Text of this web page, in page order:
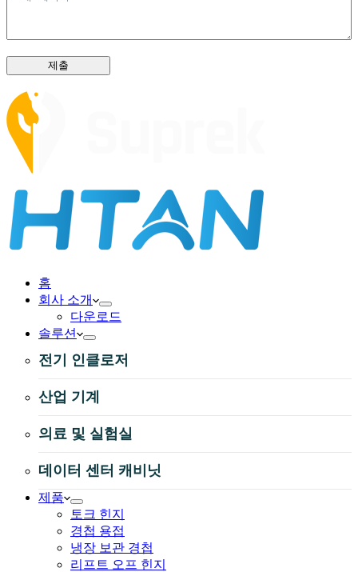
제출
홈
회사 소개
다운로드
솔루션
전기 인클로저
산업 기계
의료 및 실험실
데이터 센터 캐비닛
제품
토크 힌지
경첩 용접
냉장 보관 경첩
리프트 오프 힌지